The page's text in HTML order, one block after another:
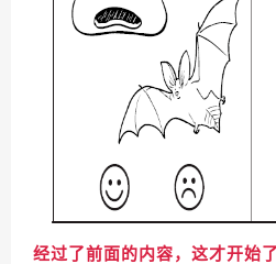
经过了前面的内容，这才开始